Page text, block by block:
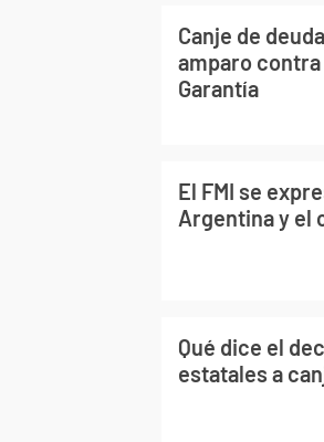
Canje de
amparo
Garantía
El FMI se
Argentina y el
Qué dice el
estatales a